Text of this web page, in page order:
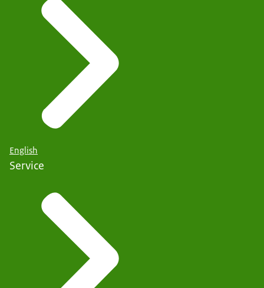
English
Service